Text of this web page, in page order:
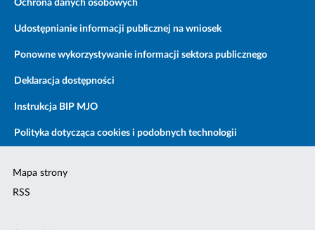
Ochrona danych osobowych
Udostępnianie informacji publicznej na wniosek
Ponowne wykorzystywanie informacji sektora publicznego
Deklaracja dostępności
Instrukcja BIP MJO
Polityka dotycząca cookies i podobnych technologii
Mapa strony
RSS